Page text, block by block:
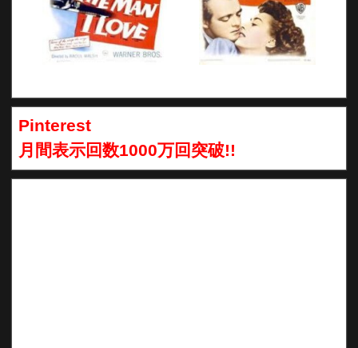
Pinterest
月間表示回数1000万回突破!!